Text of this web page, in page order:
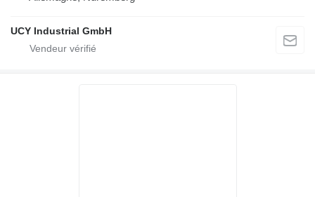
UCY Industrial GmbH